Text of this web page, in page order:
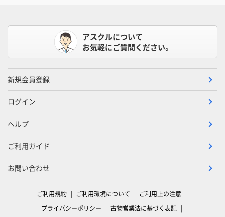
アスクルについて
お気軽にご質問ください。
新規会員登録
ログイン
ヘルプ
ご利用ガイド
お問い合わせ
ご利用規約 ご利用環境について
ご利用上の注意
プライバシーポリシー
古物営業法に基づく表記